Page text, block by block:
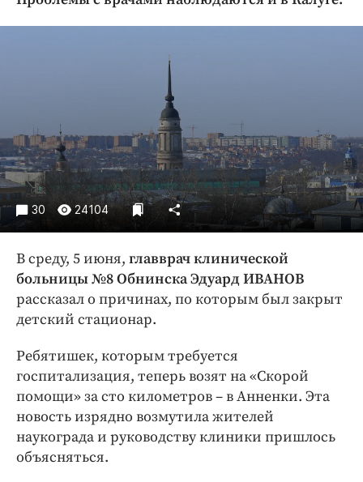
Криминал
Недвижимость и ЖКХ
Погода
Праздники
Происшествия
Спорт
Экономика и бизнес
ПРОЕКТЫ
Блоги
Издания
Интересное чтиво
Клиника года
Бренд года
Работодатель года
30 24104
В среду, 5 июня, главврач клинической
больницы №8 Обнинска Эдуард ИВАНОВ
рассказал о причинах, по которым был закрыт
детский стационар.
Ребятишек, которым требуется
госпитализация, теперь возят на «Скорой
помощи» за сто километров – в Анненки. Эта
новость изрядно возмутила жителей
наукограда и руководству клиники пришлось
объясняться.